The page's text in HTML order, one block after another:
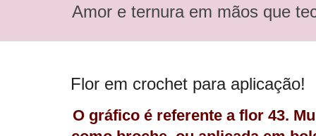
Amor e ternura em mãos que
Flor em crochet para aplicação!
O gráfico é referente a flor 43.